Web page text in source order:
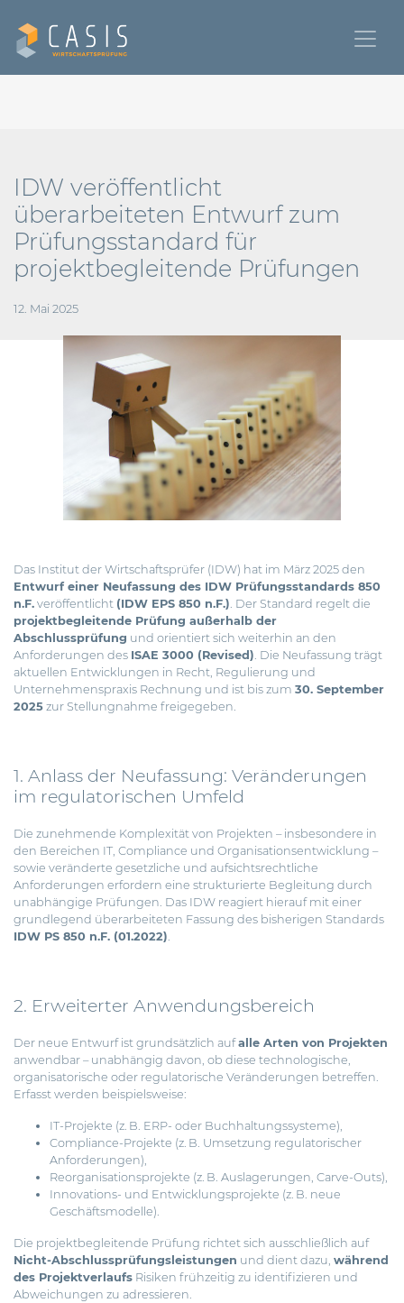
IDW veröffentlicht
überarbeiteten Entwurf zum
Prüfungsstandard für
projektbegleitende Prüfungen
12. Mai 2025
Das Institut der Wirtschaftsprüfer (IDW) hat im März 2025 den
Entwurf einer Neufassung des IDW Prüfungsstandards 850
n.F. veröffentlicht (IDW EPS 850 n. F.). Der Standard regelt die
projektbegleitende Prüfung außerhalb der
Abschlussprüfung und orientiert sich weiterhin an den
Anforderungen des ISAE 3000 (Revised). Die Neufassung trägt
aktuellen Entwicklungen in Recht, Regulierung und
Unternehmenspraxis Rechnung und ist bis zum 30. September
2025 zur Stellungnahme freigegeben.
1. Anlass der Neufassung: Veränderungen
im regulatorischen Umfeld
Die zunehmende Komplexität von Projekten – insbesondere in
den Bereichen IT, Compliance und Organisationsentwicklung –
sowie veränderte gesetzliche und aufsichtsrechtliche
Anforderungen erfordern eine strukturierte Begleitung durch
unabhängige Prüfungen. Das IDW reagiert hierauf mit einer
grundlegend überarbeiteten Fassung des bisherigen Standards
IDW PS 850 n.F. (01.2022).
2. Erweiterter Anwendungsbereich
Der neue Entwurf ist grundsätzlich aufalle Arten von Projekten
anwendbar – unabhängig davon, ob diese technologische,
organisatorische oder regulatorische Veränderungen betreffen.
Erfasst werden beispielsweise:
IT-Projekte (z. B. ERP- oder Buchhaltungssysteme),
Compliance-Projekte (z. B. Umsetzung regulatorischer
Anforderungen),
Reorganisationsprojekte (z. B. Auslagerungen, Carve-Outs),
Innovations- und Entwicklungsprojekte (z. B. neue
Geschäftsmodelle).
Die projektbegleitende Prüfung richtet sich ausschließlich auf
Nicht-Abschlussprüfungsleistungen und dient dazu, während
des Projektverlaufs Risiken frühzeitig zu identifizieren und
Abweichungen zu adressieren.